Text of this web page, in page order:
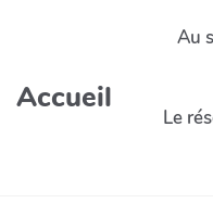
Aller au contenu
Accueil
Au
Le